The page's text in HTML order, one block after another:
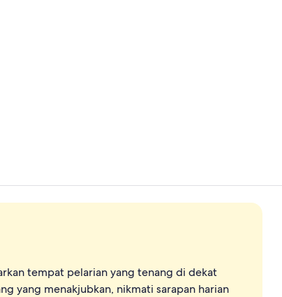
tempat pelarian yang tenang di dekat
yang menakjubkan, nikmati sarapan harian